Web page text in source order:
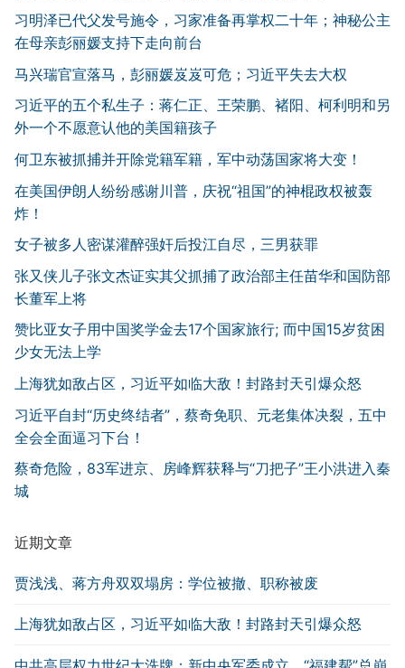
习明泽已代父发号施令，习家准备再掌权二十年；神秘公主
在母亲彭丽媛支持下走向前台
马兴瑞官宣落马，彭丽媛岌岌可危；习近平失去大权
习近平的五个私生子：蒋仁正、王荣鹏、褚阳、柯利明和另
外一个不愿意认他的美国籍孩子
何卫东被抓捕并开除党籍军籍，军中动荡国家将大变！
在美国伊朗人纷纷感谢川普，庆祝“祖国”的神棍政权被轰
炸！
女子被多人密谋灌醉强奸后投江自尽，三男获罪
张又侠儿子张文杰证实其父抓捕了政治部主任苗华和国防部
长董军上将
赞比亚女子用中国奖学金去17个国家旅行; 而中国15岁贫困
少女无法上学
上海犹如敌占区，习近平如临大敌！封路封天引爆众怒
习近平自封“历史终结者”，蔡奇免职、元老集体决裂，五中
全会全面逼习下台！
蔡奇危险，83军进京、房峰辉获释与“刀把子”王小洪进入秦
城
近期文章
贾浅浅、蒋方舟双双塌房：学位被撤、职称被废
上海犹如敌占区，习近平如临大敌！封路封天引爆众怒